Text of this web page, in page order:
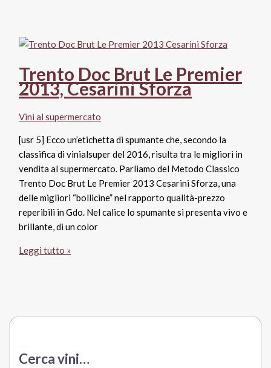
(omaggio)
Pubbli
Store:
il
business
del
“Baffo”
Roberto
Da
Crema
Trento Doc Brut Le Premier
2013, Cesarini Sforza
Vini al supermercato
[usr 5] Ecco un’etichetta di spumante che, secondo la
classifica di vinialsuper del 2016, risulta tra le migliori in
vendita al supermercato. Parliamo del Metodo Classico
Trento Doc Brut Le Premier 2013 Cesarini Sforza, una
delle migliori “bollicine” nel rapporto qualità-prezzo
reperibili in Gdo. Nel calice lo spumante si presenta vivo e
brillante, di un color
Trento
Sforza
Leggi tutto »
Cerca vini…